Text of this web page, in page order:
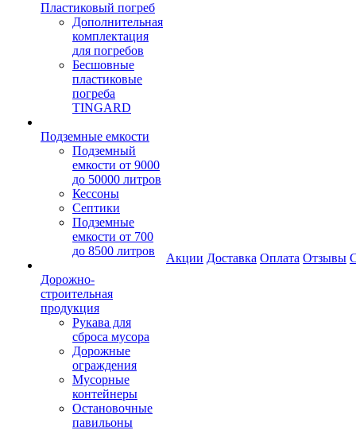
Пластиковый погреб
Дополнительная
комплектация
для погребов
Бесшовные
пластиковые
погреба
TINGARD
Подземные емкости
Подземный
емкости от 9000
до 50000 литров
Кессоны
Септики
Подземные
емкости от 700
до 8500 литров
Дорожно-
строительная
продукция
Рукава для
сброса мусора
Дорожные
ограждения
Мусорные
контейнеры
Остановочные
павильоны
Акции Доставка Оплата Отзывы